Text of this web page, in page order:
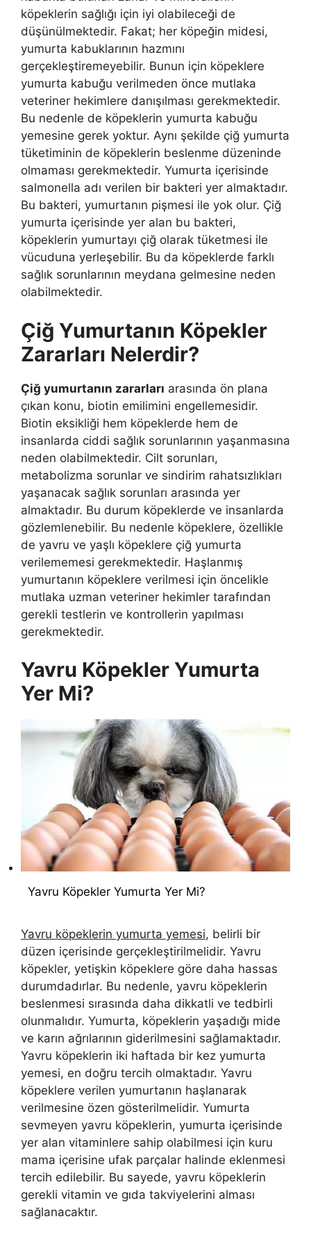
köpeklerin sağlığı için iyi olabileceği de
düşünülmektedir. Fakat; her köpeğin midesi,
yumurta kabuklarının hazmını
gerçekleştiremeyebilir. Bunun için köpeklere
yumurta kabuğu verilmeden önce mutlaka
veteriner hekimlere danışılması gerekmektedir.
Bu nedenle de köpeklerin yumurta kabuğu
yemesine gerek yoktur. Aynı şekilde çiğ yumurta
tüketiminin de köpeklerin beslenme düzeninde
olmaması gerekmektedir. Yumurta içerisinde
salmonella adı verilen bir bakteri yer almaktadır.
Bu bakteri, yumurtanın pişmesi ile yok olur. Çiğ
yumurta içerisinde yer alan bu bakteri,
köpeklerin yumurtayı çiğ olarak tüketmesi ile
vücuduna yerleşebilir. Bu da köpeklerde farklı
sağlık sorunlarının meydana gelmesine neden
olabilmektedir.
Çiğ Yumurtanın Köpekler
Zararları Nelerdir?
Çiğ yumurtanın zararları arasında ön plana
çıkan konu, biotin emilimini engellemesidir.
Biotin eksikliği hem köpeklerde hem de
insanlarda ciddi sağlık sorunlarının yaşanmasına
neden olabilmektedir. Cilt sorunları,
metabolizma sorunlar ve sindirim rahatsızlıkları
yaşanacak sağlık sorunları arasında yer
almaktadır. Bu durum köpeklerde ve insanlarda
gözlemlenebilir. Bu nedenle köpeklere, özellikle
de yavru ve yaşlı köpeklere çiğ yumurta
verilememesi gerekmektedir. Haşlanmış
yumurtanın köpeklere verilmesi için öncelikle
mutlaka uzman veteriner hekimler tarafından
gerekli testlerin ve kontrollerin yapılması
gerekmektedir.
Yavru Köpekler Yumurta
Yer Mi?
Yavru Köpekler Yumurta Yer Mi?
Yavru köpeklerin yumurta yemesi, belirli bir
düzen içerisinde gerçekleştirilmelidir. Yavru
köpekler, yetişkin köpeklere göre daha hassas
durumdadırlar. Bu nedenle, yavru köpeklerin
beslenmesi sırasında daha dikkatli ve tedbirli
olunmalıdır. Yumurta, köpeklerin yaşadığı mide
ve karın ağrılarının giderilmesini sağlamaktadır.
Yavru köpeklerin iki haftada bir kez yumurta
yemesi, en doğru tercih olmaktadır. Yavru
köpeklere verilen yumurtanın haşlanarak
verilmesine özen gösterilmelidir. Yumurta
sevmeyen yavru köpeklerin, yumurta içerisinde
yer alan vitaminlere sahip olabilmesi için kuru
mama içerisine ufak parçalar halinde eklenmesi
tercih edilebilir. Bu sayede, yavru köpeklerin
gerekli vitamin ve gıda takviyelerini alması
sağlanacaktır.